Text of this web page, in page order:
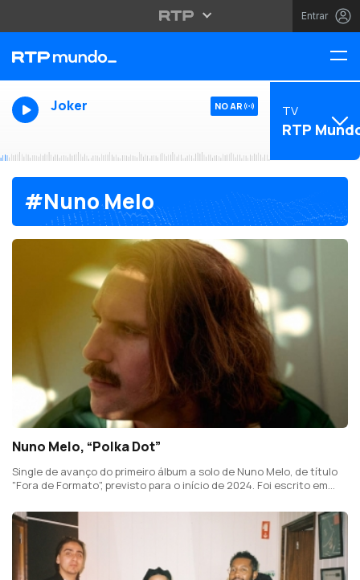
Entrar
Joker NO AR TV
RTP
#Nuno Melo
Nuno Melo, “Polka Dot”
Single de avanço do primeiro álbum a solo de Nuno Melo, de título
"Fora de Formato", previsto para o início de 2024. Foi escrito em
2021, foi finalizado.